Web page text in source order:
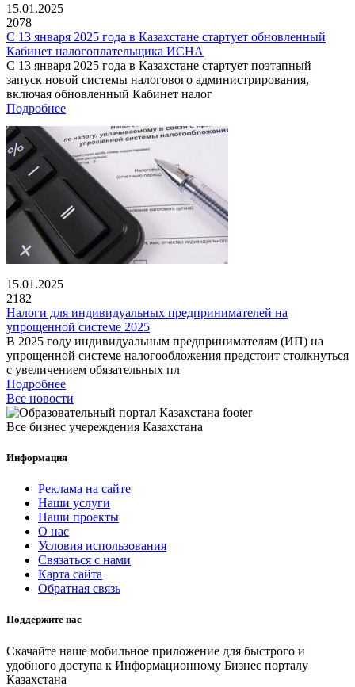
15.01.2025
2078
С 13 января 2025 года в Казахстане стартует обновленный
Кабинет налогоплательщика ИСНА
С 13 января 2025 года в Казахстане стартует поэтапный
запуск новой системы налогового администрирования,
включая обновленный Кабинет налог
Подробнее
15.01.2025
2182
Налоги для индивидуальных предпринимателей на
упрощенной системе 2025
В 2025 году индивидуальным предпринимателям (ИП) на
упрощенной системе налогообложения предстоит столкнуться
с увеличением обязательных пл
Подробнее
Все новости
Все бизнес учереждения Казахстана
Информация
Реклама на сайте
Наши услуги
Наши проекты
О нас
Условия использования
Связаться с нами
Карта сайта
Обратная связь
Поддержите нас
Скачайте наше мобильное приложение для быстрого и
удобного доступа к Информационному Бизнес порталу
Казахстана